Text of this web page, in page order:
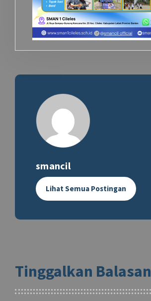
smancil
Lihat Semua Postingan
Tinggalkan Balasan